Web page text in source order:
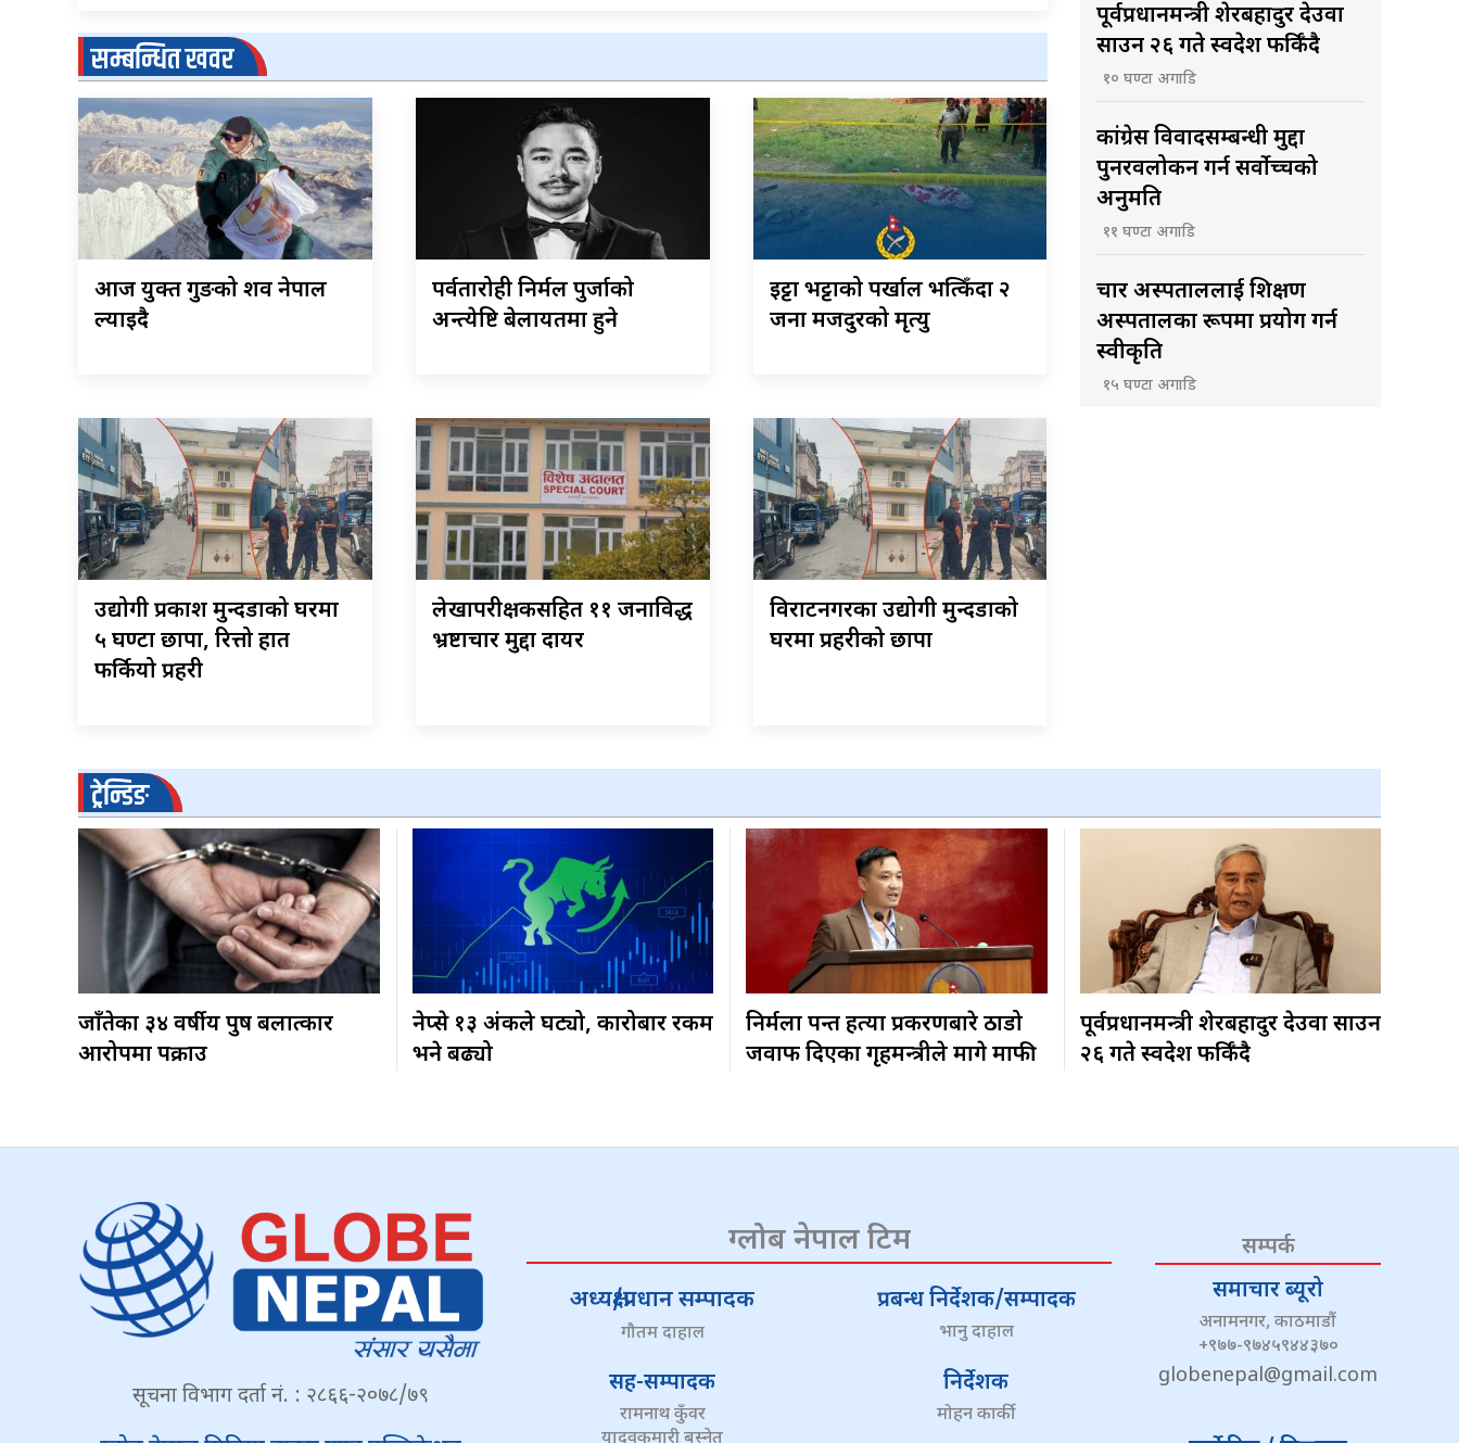
सम्बन्धित खवर
आज युक्त गुरुङको शव नेपाल
ल्याइदै
पर्वतारोही निर्मल पुर्जाको
अन्त्येष्टि बेलायतमा हुने
इट्टा भट्टाको पर्खाल भत्किँदा २
जना मजदुरको मृत्यु
उद्योगी प्रकाश मुन्दडाको घरमा
५ घण्टा छापा, रित्तो हात
फर्कियो प्रहरी
लेखापरीक्षकसहित ११ जनाविरुद्ध
भ्रष्टाचार मुद्दा दायर
विराटनगरका उद्योगी मुन्दडाको
घरमा प्रहरीको छापा
पूर्वप्रधानमन्त्री शेरबहादुर देउवा
साउन २६ गते स्वदेश फर्किँदै
१० घण्टा अगाडि
कांग्रेस विवादसम्बन्धी मुद्दा
पुनरवलोकन गर्न सर्वोच्चको
अनुमति
११ घण्टा अगाडि
चार अस्पताललाई शिक्षण
अस्पतालका रूपमा प्रयोग गर्न
स्वीकृति
१५ घण्टा अगाडि
ट्रेन्डिङ
जाँतेका ३४ वर्षीय पुरुष बलात्कार
आरोपमा पक्राउ
नेप्से १३ अंकले घट्यो, कारोबार रकम
भने बढ्यो
निर्मला पन्त हत्या प्रकरणबारे ठाडो
जवाफ दिएका गृहमन्त्रीले मागे माफी
पूर्वप्रधानमन्त्री शेरबहादुर देउवा साउन
२६ गते स्वदेश फर्किँदै
सूचना विभाग दर्ता नं. : २८६६-२०७८/७९
ग्लोब नेपाल टिम
अध्यक्ष/प्रधान सम्पादक
गौतम दाहाल
प्रबन्ध निर्देशक/सम्पादक
भानु दाहाल
सह-सम्पादक
रामनाथ कुँवर
निर्देशक
मोहन कार्की
सम्पर्क
समाचार ब्यूरो
अनामनगर, काठमाडौं
+९७७-९७४५९४४३७०
globenepal@gmail.com